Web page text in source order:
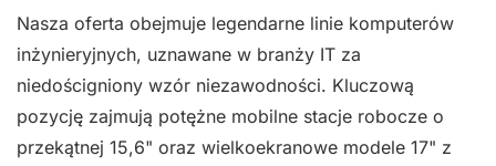
Nasza oferta obejmuje legendarne linie komputerów
inżynieryjnych, uznawane w branży IT za
niedościgniony wzór niezawodności. Kluczową
pozycję zajmują potężne mobilne stacje robocze o
przekątnej 15,6" oraz wielkoekranowe modele 17" z